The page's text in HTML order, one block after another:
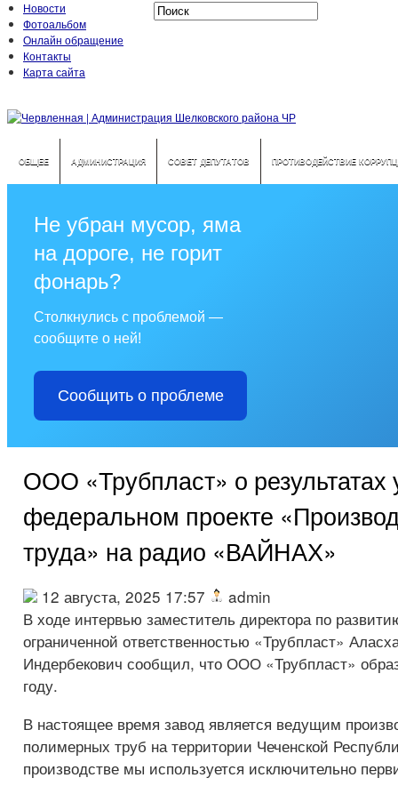
Новости
Фотоальбом
Онлайн обращение
Контакты
Карта сайта
ОБЩЕЕ АДМИНИСТРАЦИЯ СОВЕТ ДЕПУТАТОВ ПРОТИВОДЕЙСТВИЕ
Не убран мусор, яма
на дороге, не горит
фонарь?
Столкнулись с проблемой —
сообщите о ней!
Сообщить о проблеме
ООО «Трубпласт» о результатах
федеральном проекте
труда» на радио «ВАЙНАХ»
12 августа, 2025 17:57
admin
В ходе интервью заместитель директора по
ограниченной ответственностью «Трубпласт»
Индербекович сообщил, что ООО «Трубпласт»
году.
В настоящее время завод является ведущим
полимерных труб на территории Чеченской
производстве мы используется исключительно